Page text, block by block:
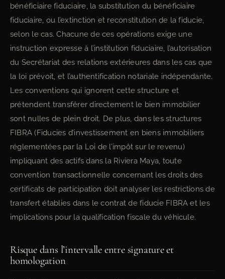
bénéficiaire fiduciaire, la substitution du bénéficiaire
fiduciaire, ou l’extinction et reconstitution de la fiducie,
selon le cas. Chacune de ces opérations exige une
instruction expresse à l’institution fiduciaire, l’autorisation
du Secrétariat des relations extérieures dans les cas que
la loi prévoit, et l’authentification notariale indépendante.
Les conventions qui ignorent cette structure et
prétendent transférer directement le bien immobilier
sont nulles de plein droit. De plus, dans les structures
FIBRA (Fiducies d’investissement en biens immobiliers
réglementées par la Loi de l’impôt sur le revenu)
impliquant des actifs dans la Riviera Maya, toute
convention transactionnelle concernant les droits des
certificats de participation doit analyser les restrictions de
transfert établies dans le contrat de fiducie FIBRA et les
implications pour la qualification fiscale du véhicule.
Risque dans l’intervalle entre signature et
homologation